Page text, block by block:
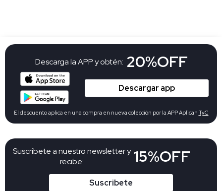
Suscribete a nuestro newsletter y
recibe:
15%OFF
Suscribete
Descarga la APP y obtén: 20%OFF
Descargar app
El descuento aplica en una compra en nueva colección por la APP Aplican TyC